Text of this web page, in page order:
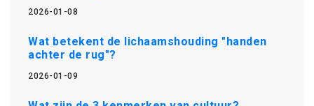
2026-01-08
Wat betekent de lichaamshouding "handen
achter de rug"?
2026-01-09